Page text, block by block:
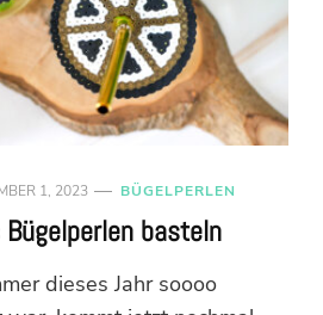
1, 2023 BÜGELPERLEN
basteln
dieses Jahr soooo